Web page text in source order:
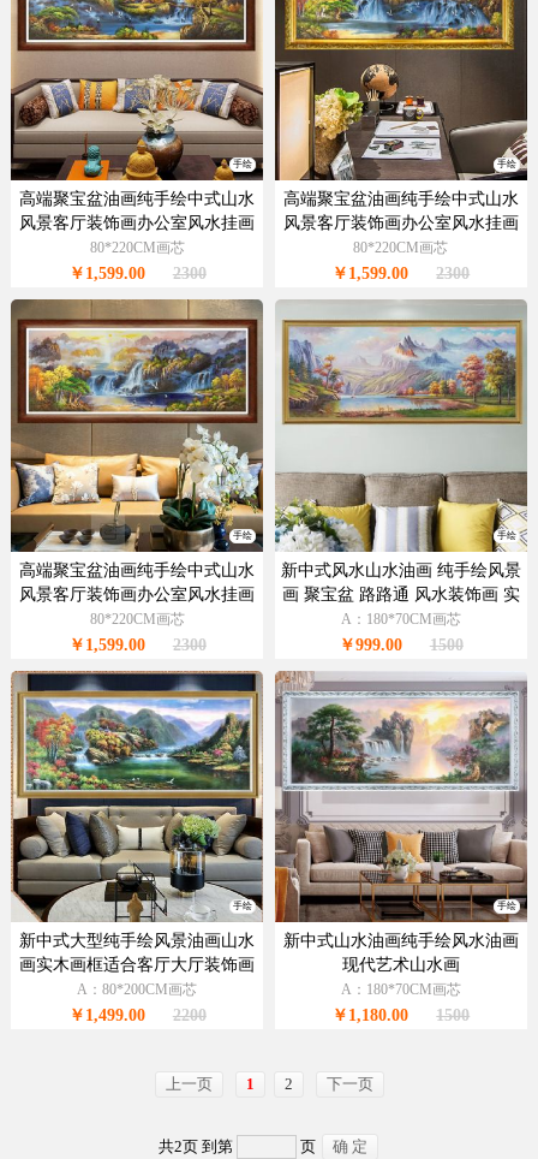
手绘
高端聚宝盆油画纯手绘中式山水
风景客厅装饰画办公室风水挂画
80*220CM画芯
￥1,599.00 2300
手绘
高端聚宝盆油画纯手绘中式山水
风景客厅装饰画办公室风水挂画
80*220CM画芯
￥1,599.00 2300
手绘
高端聚宝盆油画纯手绘中式山水
风景客厅装饰画办公室风水挂画
80*220CM画芯
￥1,599.00 2300
手绘
新中式风水山水油画 纯手绘风景
画 聚宝盆 路路通 风水装饰画 实
木画框
A：180*70CM画芯
￥999.00 1500
手绘
新中式大型纯手绘风景油画山水
画实木画框适合客厅大厅装饰画
A：80*200CM画芯
￥1,499.00 2200
手绘
新中式山水油画纯手绘风水油画
现代艺术山水画
A：180*70CM画芯
￥1,180.00 1500
上一页 1 2 下一页
共2页 到第 页 确 定